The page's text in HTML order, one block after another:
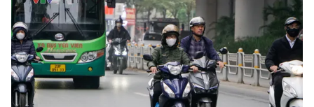
Y tế
Thế giới
Tin tức
Kinh tế